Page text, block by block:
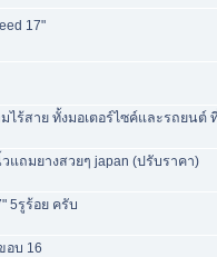
17"
มไร้สาย ทั้งมอเตอร์ไซค์และรถยน
แถมยางสวยๆ japan (ปรับราคา)
5รูร้อย ครับ
อบ 16